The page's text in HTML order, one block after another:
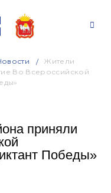
Жители
Во Всероссийской
приняли
Победы»